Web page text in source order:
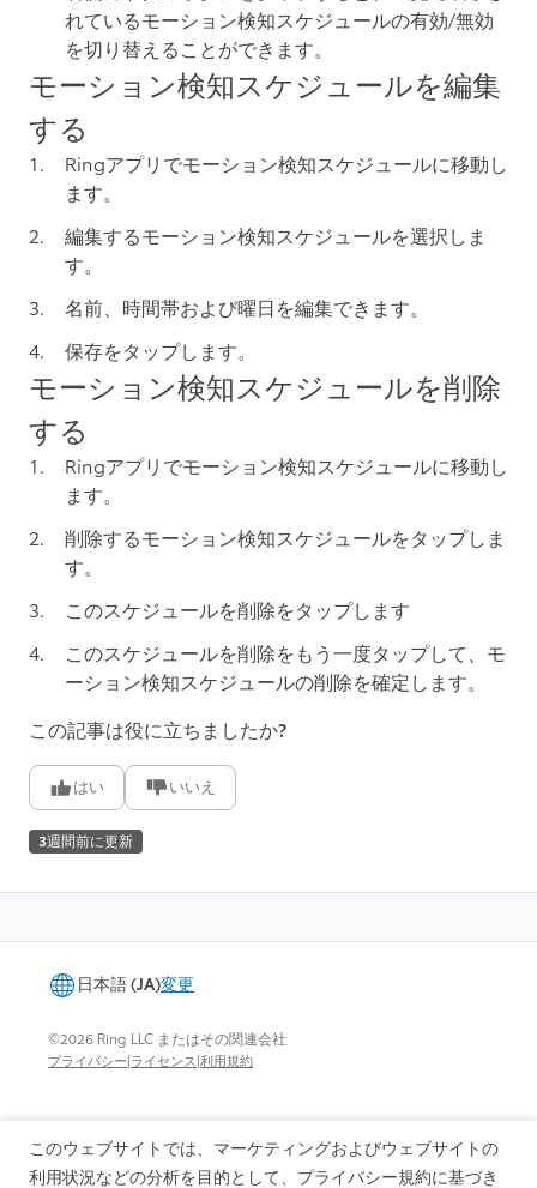
れているモーション検知スケジュールの有効/無効
を切り替えることができます。
モーション検知スケジュールを編集
する
Ringアプリでモーション検知スケジュールに移動し
ます。
編集するモーション検知スケジュールを選択しま
す。
名前、時間帯および曜日を編集できます。
保存をタップします。
モーション検知スケジュールを削除
する
Ringアプリでモーション検知スケジュールに移動し
ます。
削除するモーション検知スケジュールをタップしま
す。
このスケジュールを削除をタップします
このスケジュールを削除をもう一度タップして、モ
ーション検知スケジュールの削除を確定します。
この記事は役に立ちましたか?
はい いいえ
3週間前に更新
日本語 (JA)変更
©2026 Ring LLC またはその関連会社
プライバシー|ライセンス|利用規約
このウェブサイトでは、マーケティングおよびウェブサイトの
利用状況などの分析を目的として、プライバシー規約に基づき